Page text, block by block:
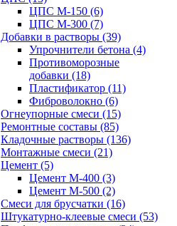
ЦПС М-150 (6)
ЦПС М-300 (7)
Добавки в растворы (39)
Упрочнители бетона (4)
Противоморозные
добавки (18)
Пластификатор (11)
Фиброволокно (6)
Огнеупорные смеси (15)
Ремонтные составы (85)
Кладочные растворы (136)
Монтажные смеси (21)
Цемент (5)
Цемент М-400 (3)
Цемент М-500 (2)
Смеси для брусчатки (16)
Штукатурно-клеевые смеси (53)